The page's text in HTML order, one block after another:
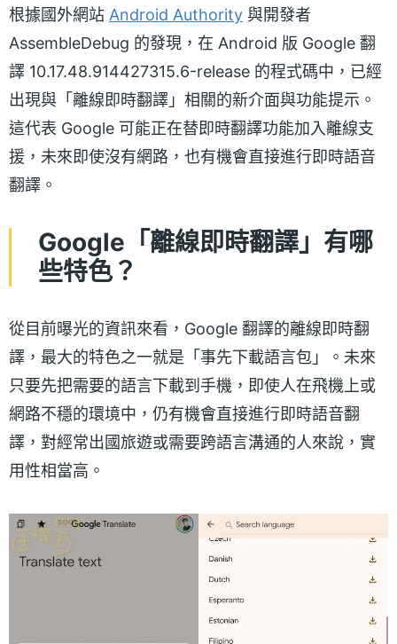
根據國外網站 Android Authority 與開發者
AssembleDebug 的發現，在 Android 版 Google 翻
譯 10.17.48.914427315.6-release 的程式碼中，已經
出現與「離線即時翻譯」相關的新介面與功能提示。
這代表 Google 可能正在替即時翻譯功能加入離線支
援，未來即使沒有網路，也有機會直接進行即時語音
翻譯。
Google「離線即時翻譯」有哪
些特色？
從目前曝光的資訊來看，Google 翻譯的離線即時翻
譯，最大的特色之一就是「事先下載語言包」。未來
只要先把需要的語言下載到手機，即使人在飛機上或
網路不穩的環境中，仍有機會直接進行即時語音翻
譯，對經常出國旅遊或需要跨語言溝通的人來說，實
用性相當高。